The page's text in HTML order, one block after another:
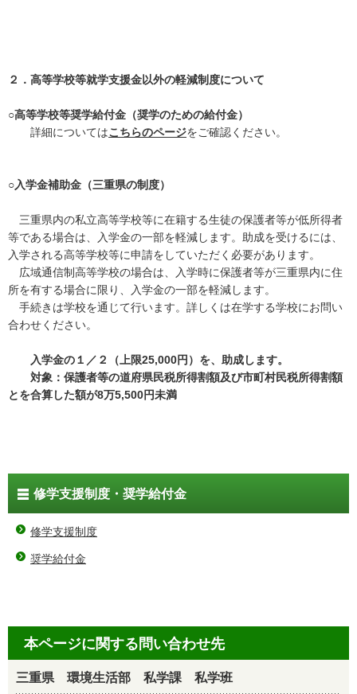
２．高等学校等就学支援金以外の軽減制度について
○高等学校等奨学給付金（奨学のための給付金）
詳細についてはこちらのページをご確認ください。
○入学金補助金（三重県の制度）
三重県内の私立高等学校等に在籍する生徒の保護者等が低所得者
等である場合は、入学金の一部を軽減します。助成を受けるには、
入学される高等学校等に申請をしていただく必要があります。
広域通信制高等学校の場合は、入学時に保護者等が三重県内に住
所を有する場合に限り、入学金の一部を軽減します。
手続きは学校を通じて行います。詳しくは在学する学校にお問い
合わせください。
入学金の１／２（上限25,000円）を、助成します。
対象：保護者等の道府県民税所得割額及び市町村民税所得割額
とを合算した額が8万5,500円未満
修学支援制度・奨学給付金
修学支援制度
奨学給付金
本ページに関する問い合わせ先
三重県 環境生活部 私学課 私学班